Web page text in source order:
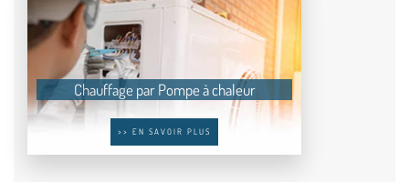
Chauffage par Pompe à chaleur
>> EN SAVOIR PLUS